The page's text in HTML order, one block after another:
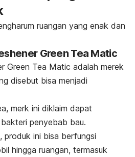
ruangan yang enak dan
Green Tea Matic
Green Tea Matic adalah merek
disebut bisa menjadi
merk ini diklaim dapat
penyebab bau.
produk ini bisa berfungsi
hingga ruangan, termasuk